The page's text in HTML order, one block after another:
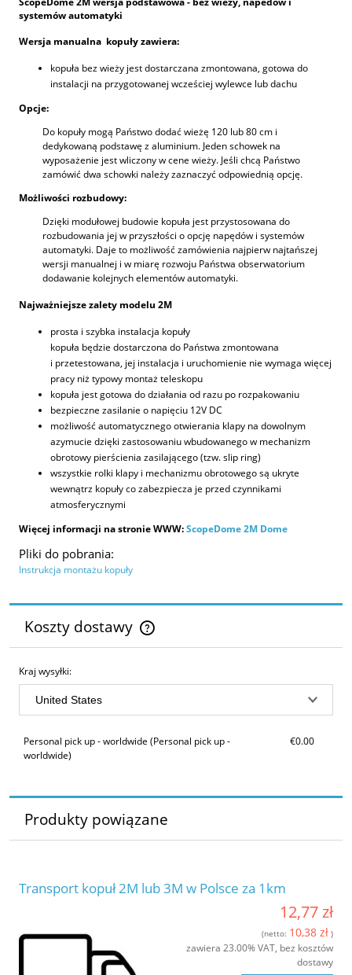
systemów automatyki
Wersja manualna kopuły zawiera:
kopuła bez wieży jest dostarczana zmontowana, gotowa do
instalacji na przygotowanej wcześciej wylewce lub dachu
Opcje:
Do kopuły mogą Państwo dodać wieżę 120 lub 80 cm i
dedykowaną podstawę z aluminium. Jeden schowek na
wyposażenie jest wliczony w cene wieży. Jeśli chcą Państwo
zamówić dwa schowki należy zaznaczyć odpowiednią opcję.
Możliwości rozbudowy:
Dzięki modułowej budowie kopuła jest przystosowana do
rozbudowania jej w przyszłości o opcję napędów i systemów
automatyki. Daje to możliwość zamówienia najpierw najtańszej
wersji manualnej i w miarę rozwoju Państwa obserwatorium
dodawanie kolejnych elementów automatyki.
Najważniejsze zalety modelu 2M
prosta i szybka instalacja kopuły
kopuła będzie dostarczona do Państwa zmontowana
i przetestowana, jej instalacja i uruchomienie nie wymaga więcej
pracy niż typowy montaż teleskopu
kopuła jest gotowa do działania od razu po rozpakowaniu
bezpieczne zasilanie o napięciu 12V DC
możliwość automatycznego otwierania klapy na dowolnym
azymucie dzięki zastosowaniu wbudowanego w mechanizm
obrotowy pierścienia zasilającego (tzw. slip ring)
wszystkie rolki klapy i mechanizmu obrotowego są ukryte
wewnątrz kopuły co zabezpiecza je przed czynnikami
atmosferycznymi
Więcej informacji na stronie WWW:ScopeDome 2M Dome
Pliki do pobrania:
Instrukcja montażu kopuły
Koszty dostawy
Cena nie zawiera ewentualnych kosztów płatności
Kraj wysyłki:
Personal pick up - worldwide (Personal pick up -
worldwide)
€0.00
Produkty powiązane
Transport kopuł 2M lub 3M w Polsce za 1km
12,77 zł
(netto: 10,38 zł )
zawiera 23.00% VAT, bez kosztów
dostawy